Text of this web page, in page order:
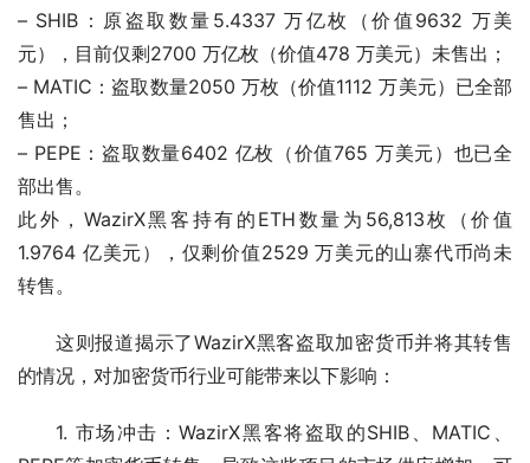
– SHIB：原盗取数量5.4337 万亿枚（价值9632 万美
元），目前仅剩2700 万亿枚（价值478 万美元）未售出；
– MATIC：盗取数量2050 万枚（价值1112 万美元）已全部
售出；
– PEPE：盗取数量6402 亿枚（价值765 万美元）也已全
部出售。
此外，WazirX黑客持有的ETH数量为56,813枚（价值
1.9764 亿美元），仅剩价值2529 万美元的山寨代币尚未
转售。
这则报道揭示了WazirX黑客盗取加密货币并将其转售
的情况，对加密货币行业可能带来以下影响：
1. 市场冲击：WazirX黑客将盗取的SHIB、MATIC、